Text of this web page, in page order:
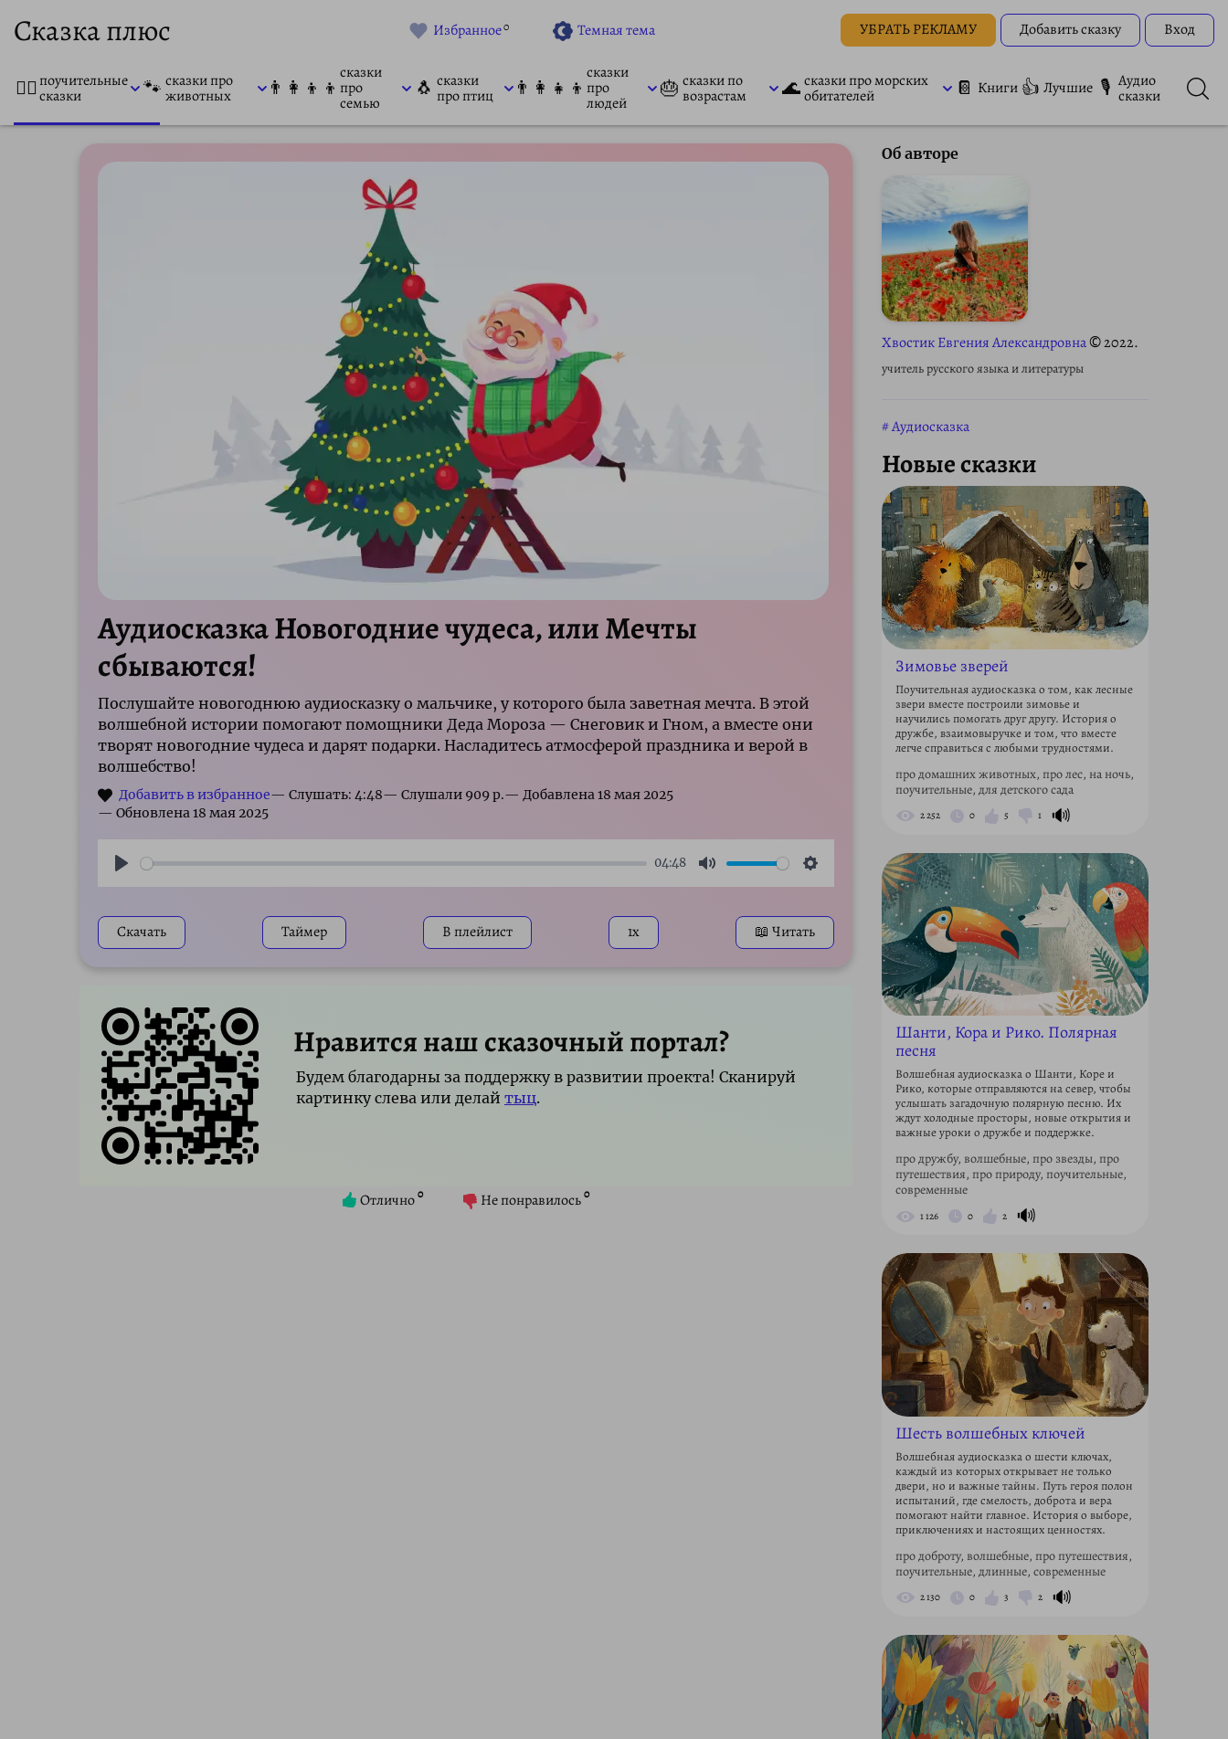
Сказка плюс Избранное0 Темная тема УБРАТЬ РЕКЛАМУ Добавить сказку Вход
👨‍⚕️поучительные
сказки 🐾 сказки про
животных 👨‍👩‍👦‍👦
сказки
про
семью
🐧 сказки
про птиц 👨‍👩‍👧‍👦
сказки
про
людей
🎂 сказки по
возрастам 🌊сказки про морских
обитателей 📔 Книги 👍 Лучшие 🎙 Аудио
сказки
Аудиосказка Новогодние чудеса, или Мечты
сбываются!
Послушайте новогоднюю аудиосказку о мальчике, у которого была заветная мечта. В этой
волшебной истории помогают помощники Деда Мороза — Снеговик и Гном, а вместе они
творят новогодние чудеса и дарят подарки. Насладитесь атмосферой праздника и верой в
волшебство!
— Слушать: 4:48 р.
04:48
Mute Settings
Скачать Таймер В плейлист 1x 📖 Читать
Нравится наш сказочный портал?
Будем благодарны за поддержку в развитии проекта! Сканируй
картинку слева или делай тыц.
Отлично0 Не понравилось0
Об авторе
Хвостик Евгения Александровна© 2022.
учитель русского языка и литературы
Аудиосказка
Новые сказки
Зимовье зверей
Поучительная аудиосказка о том, как лесные
звери вместе построили зимовье и
научились помогать друг другу. История о
дружбе, взаимовыручке и том, что вместе
легче справиться с любыми трудностями.
про домашних животных, про лес, на ночь,
поучительные, для детского сада
2 252 0 5 1 🔊
Шанти, Кора и Рико. Полярная
песня
Волшебная аудиосказка о Шанти, Коре и
Рико, которые отправляются на север, чтобы
услышать загадочную полярную песню. Их
ждут холодные просторы, новые открытия и
важные уроки о дружбе и поддержке.
про дружбу, волшебные, про звезды, про
путешествия, про природу, поучительные,
современные
1 126 0 2 🔊
Шесть волшебных ключей
Волшебная аудиосказка о шести ключах,
каждый из которых открывает не только
двери, но и важные тайны. Путь героя полон
испытаний, где смелость, доброта и вера
помогают найти главное. История о выборе,
приключениях и настоящих ценностях.
про доброту, волшебные, про путешествия,
поучительные, длинные, современные
2 130 0 3 2 🔊